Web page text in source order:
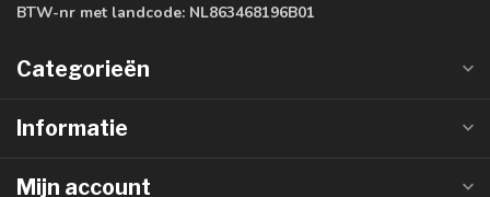
BTW-nr met landcode: NL863468196B01
Categorieën
Informatie
Mijn account